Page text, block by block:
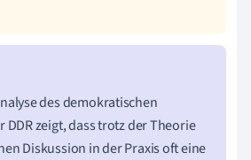
des demokratischen
zeigt, dass trotz der Theorie
Diskussion in der Praxis oft eine